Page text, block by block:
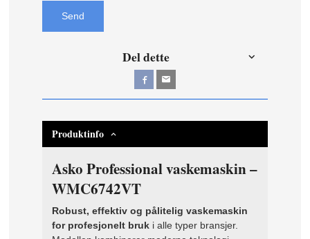
Send
Del dette
Produktinfo
Asko Professional vaskemaskin –
WMC6742VT
Robust, effektiv og pålitelig vaskemaskin
for profesjonelt bruk i alle typer bransjer.